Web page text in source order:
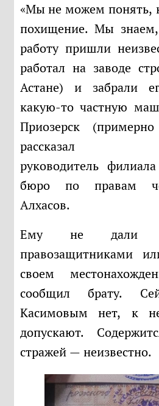
«Мы не можем понять,
похищение. Мы
работу пришли
работал на заводе
Астане) и забрали
какую-то частную
Приозерск
рассказал
руководитель филиала
бюро по правам
Алхасов.
Ему не дали связаться с
правозащитниками
своем
сообщил брату.
Касимовым нет, к
допускают.
стражей — неизвестно.